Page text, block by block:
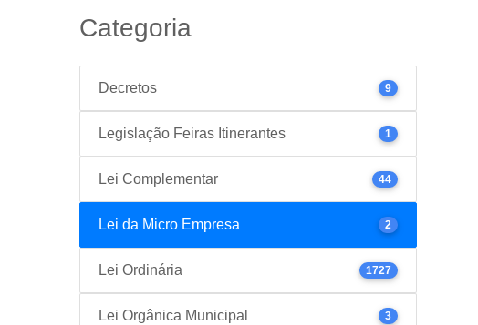
Categoria
Decretos 9
Legislação Feiras Itinerantes 1
Lei Complementar 44
Lei da Micro Empresa 2
Lei Ordinária 1727
Lei Orgânica Municipal 3